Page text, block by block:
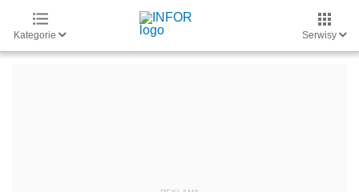
Kategorie Serwisy